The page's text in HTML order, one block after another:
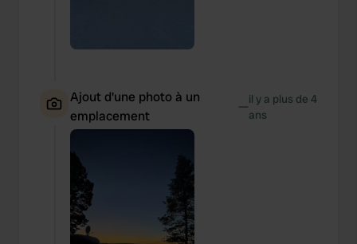
Ajout d'une photo à un
emplacement
—il y a plus de 4
ans